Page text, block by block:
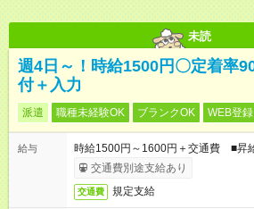
未読
週4日～！時給1500円〇定着率
付＋入力
派遣 職種未経験OK ブランクOK WEB登
給与
時給1500円～1600円＋交通費 ■昇
交通費別途支給あり
交通費 規定支給